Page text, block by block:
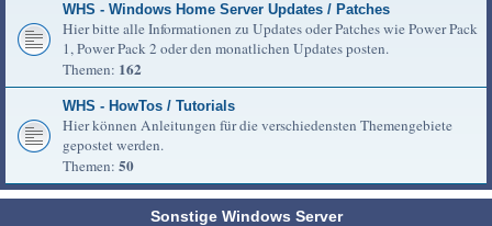
WHS - Windows Home Server Updates / Patches
Hier bitte alle Informationen zu Updates oder Patches wie Power Pack
1, Power Pack 2 oder den monatlichen Updates posten.
Themen: 162
WHS - HowTos / Tutorials
Hier können Anleitungen für die verschiedensten Themengebiete
gepostet werden.
Themen: 50
Sonstige Windows Server